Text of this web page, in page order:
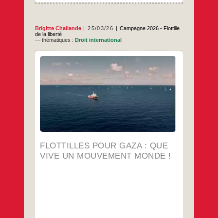
Brigitte Challande 25/03/26
Campagne 2026 - Flottille
de la liberté
— thématiques :Droit international
FLOTTILLES POUR GAZA : QUE
VIVE UN MOUVEMENT MONDE !
Le 16 mars 2026 Gaza est à bout de souffle
dans l’ombre de la guerre en Iran. L’ONU a
envoyé une alerte le 11 mars pour affirmer
que le système de santé est au bord de la
rupture, les évacuations médicales
suspendues, pénurie de carburant. Les
Gazaoui.e.s continuent d’être assassiné.e.s,
…
Flottilles
pour
Gaza
:
que
vive
un
mouvement
…